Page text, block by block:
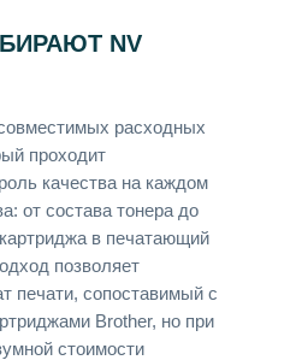
NV
расходных
проходит
качества на каждом
от состава тонера до
в печатающий
позволяет
печати, сопоставимый с
Brother, но при
стоимости